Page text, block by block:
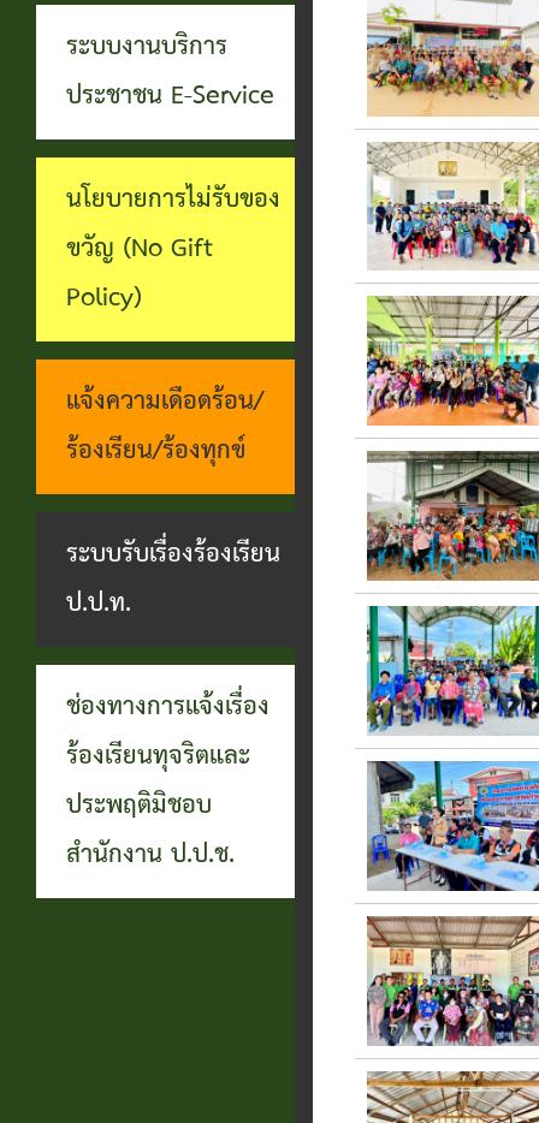
Service)
เว็บไซต์
ระบบงานบริการ
ประชาชน E-Service
นโยบายการไม่รับของ
ขวัญ (No Gift
Policy)
แจ้งความเดือดร้อน/
ร้องเรียน/ร้องทุกข์
ระบบรับเรื่องร้องเรียน
ป.ป.ท.
ช่องทางการแจ้งเรื่อง
ร้องเรียนทุจริตและ
ประพฤติมิชอบ
สำนักงาน ป.ป.ช.